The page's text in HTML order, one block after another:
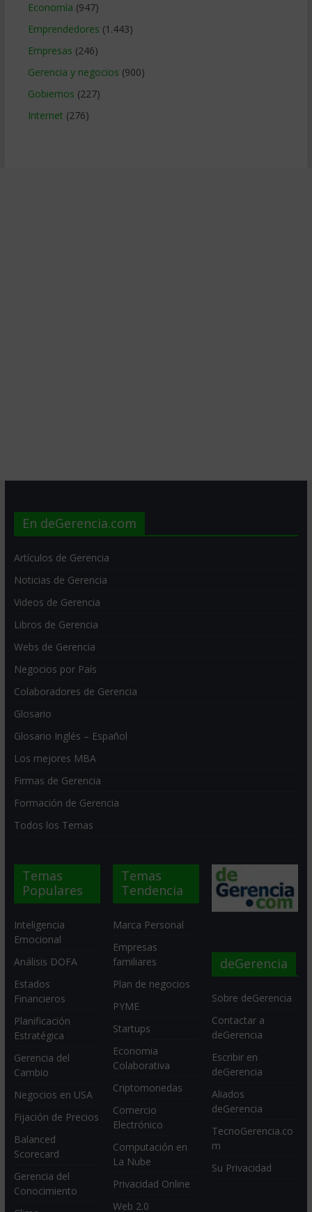
Economía (947)
Emprendedores (1.443)
Empresas (246)
Gerencia y negocios (900)
Gobiernos (227)
Internet (276)
En deGerencia.com
Artículos de Gerencia
Noticias de Gerencia
Videos de Gerencia
Libros de Gerencia
Webs de Gerencia
Negocios por País
Colaboradores de Gerencia
Glosario
Glosario Inglés – Español
Los mejores MBA
Firmas de Gerencia
Formación de Gerencia
Todos los Temas
Temas
Populares
Inteligencia
Emocional
Análisis DOFA
Estados
Financieros
Planificación
Estratégica
Gerencia del
Cambio
Negocios en USA
Fijación de Precios
Balanced
Scorecard
Gerencia del
Conocimiento
Temas
Tendencia
Marca Personal
Empresas
familiares
Plan de negocios
PYME
Startups
Economia
Colaborativa
Criptomonedas
Comercio
Electrónico
Computación en
La Nube
Privacidad Online
Web 2.0
deGerencia
Sobre deGerencia
Contactar a
deGerencia
Escribir en
deGerencia
Aliados
deGerencia
TecnoGerencia.co
m
Su Privacidad